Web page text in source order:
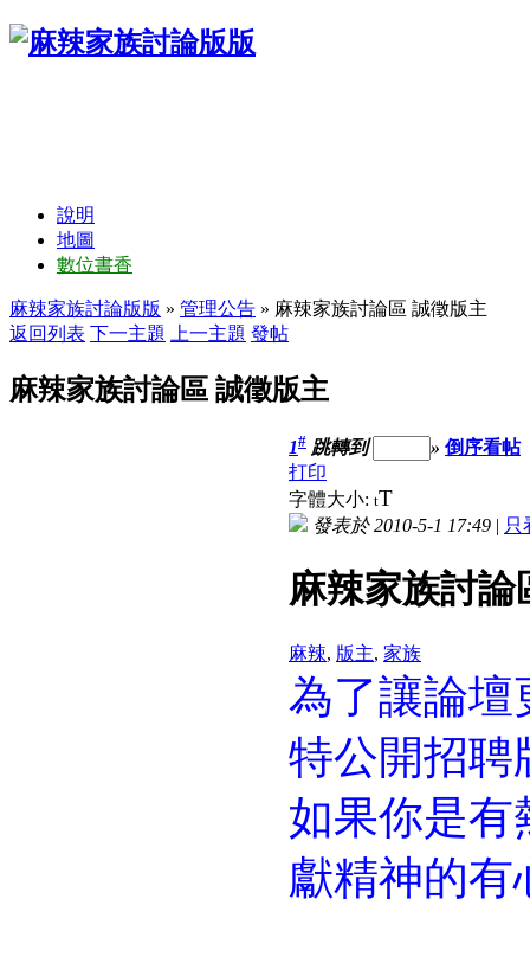
說明
地圖
數位書香
麻辣家族討論版版 » 管理公告 » 麻辣家族討論區 誠徵版主
返回列表 下一主題 上一主題 發帖
麻辣家族討論區 誠徵版主
1# 跳轉到 » 倒序看帖
打印
字體大小: tT
發表於 2010-5-1 17:49 | 只
麻辣家族討論
麻辣, 版主, 家族
為了讓論壇
特公開招聘
如果你是有
獻精神的有